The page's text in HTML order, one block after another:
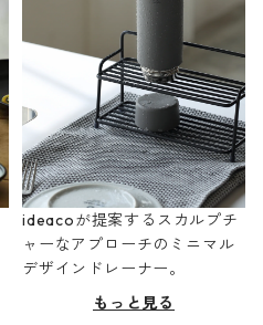
ideacoが提案するスカルプチ
ャーなアプローチのミニマル
デザインドレーナー。
もっと見る